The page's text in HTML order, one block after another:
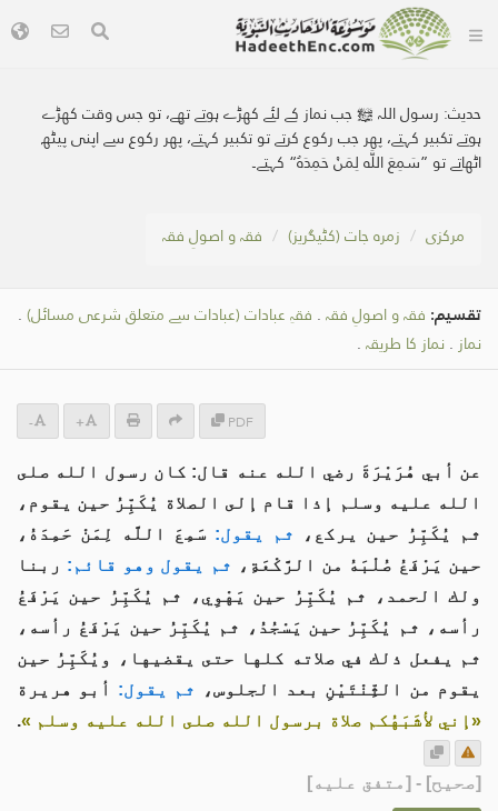
حدیث: رسول اللہ ﷺ جب نماز کے لئے کھڑے ہوتے تھے، تو جس وقت کھڑے
ہوتے تکبیر کہتے، پھر جب رکوع کرتے تو تکبیر کہتے، پھر رکوع سے اپنی پیٹھ
اٹھاتے تو ”سَمِعَ اللَّه لِمَنْ حَمِدَهُ“ کہتے۔
مرکزی زمرہ جات (کٹیگریز) فقہ و اصولِ فقہ
تقسیم: فقہ و اصولِ فقہ . فقہِ عبادات (عبادات سے متعلق شرعی مسائل) .
نماز . نماز کا طریقہ .
PDF
+
-
عن أبي هُرَيْرَةَ رضي الله عنه قال: كان رسول الله صلى
الله عليه وسلم إذا قام إلى الصلاة يُكَبِّرُ حين يقوم،
ثم يُكَبِّرُ حين يركع،
ثم يقول: سَمِعَ اللَّه لِمَنْ حَمِدَهُ،
حين يَرْفَعُ صُلْبَهُ من الرَّكْعَةِ،
ثم يقول وهو قائم: ربنا
ولك الحمد، ثم يُكَبِّرُ حين يَهْوِي، ثم يُكَبِّرُ حين يَرْفَعُ
رأسه، ثم يُكَبِّرُ حين يَسْجُدُ، ثم يُكَبِّرُ حين يَرْفَعُ رأسه،
ثم يفعل ذلك في صلاته كلها حتى يقضيها، ويُكَبِّرُ حين
يقوم من الثِّنْتَيْنِ بعد الجلوس،
ثم يقول: أبو هريرة
«إني لأشَبَهُكم صلاة برسول الله صلى الله عليه وسلم ».
[صحيح] - [متفق عليه]